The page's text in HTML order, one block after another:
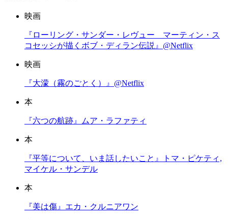
映画
『ローリング・サンダー・レヴュー マーティン・ス
コセッシが描くボブ・ディラン伝説』@Netflix
映画
『大濛（霧のごとく）』@Netflix
本
『六つの航跡』ムア・ラファティ
本
『平等について、いま話したいこと』トマ・ピケティ,
マイケル・サンデル
本
『美は傷』エカ・クルニアワン